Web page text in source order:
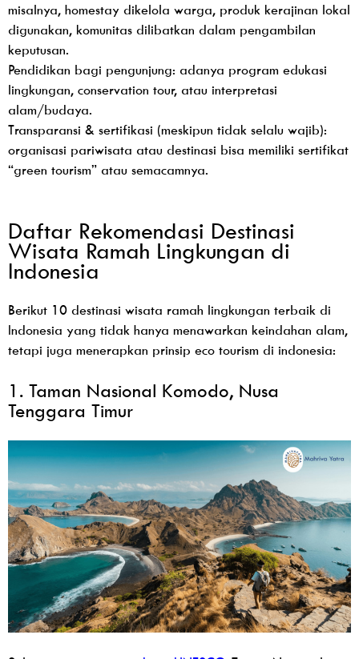
misalnya, homestay dikelola warga, produk kerajinan lokal
digunakan, komunitas dilibatkan dalam pengambilan
keputusan.
Pendidikan bagi pengunjung: adanya program edukasi
lingkungan, conservation tour, atau interpretasi
alam/budaya.
Transparansi & sertifikasi (meskipun tidak selalu wajib):
organisasi pariwisata atau destinasi bisa memiliki sertifikat
“green tourism” atau semacamnya.
Daftar Rekomendasi Destinasi
Wisata Ramah Lingkungan di
Indonesia
Berikut 10 destinasi wisata ramah lingkungan terbaik di
Indonesia yang tidak hanya menawarkan keindahan alam,
tetapi juga menerapkan prinsip eco tourism di indonesia:
1. Taman Nasional Komodo, Nusa
Tenggara Timur